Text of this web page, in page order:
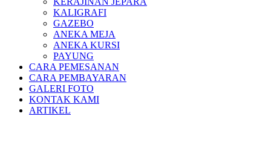
KALIGRAFI
GAZEBO
ANEKA MEJA
ANEKA KURSI
PAYUNG
CARA PEMESANAN
CARA PEMBAYARAN
GALERI FOTO
KONTAK KAMI
ARTIKEL